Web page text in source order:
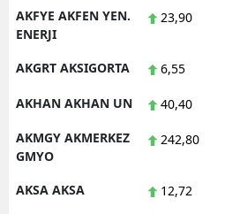
AKFYE AKFEN YEN.
ENERJI
23,90
AKGRT AKSIGORTA 6,55
AKHAN AKHAN UN 40,40
AKMGY AKMERKEZ
GMYO
242,80
AKSA AKSA 12,72